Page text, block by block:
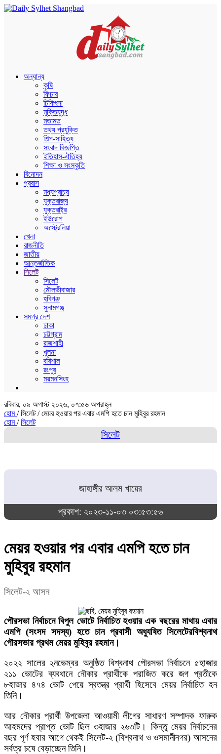
অন্যান্য
কৃষি
ফিচার
চিকিৎসা
মুক্তিযুদ্ধ
মতামত
তথ্য প্রযুক্তি
শিল্প-সাহিত্য
সংবাদ বিজ্ঞপ্তি
ইতিহাস-ঐতিহ্য
শিক্ষা ও সংস্কৃতি
বিনোদন
প্রবাস
মধ্যপ্রাচ্য
যুক্তরাজ্য
যুক্তরাষ্ট্র
ইউরোপ
অস্ট্রেলিয়া
খেলা
রাজনীতি
জাতীয়
আন্তর্জাতিক
সিলেট
সিলেট
মৌলভীবাজার
হবিগঞ্জ
সুনামগঞ্জ
সমগ্র দেশ
ঢাকা
চট্টগ্রাম
রাজশাহী
খুলনা
বরিশাল
রংপুর
ময়মনসিংহ
রবিবার, ০৯ অগাস্ট ২০২৬, ০৭:৫৬ অপরাহ্ন
হোম/ সিলেট /মেয়র হওয়ার পর এবার এমপি হতে চান মুহিবুর রহমান
হোম/সিলেট
সিলেট
জাহাঙ্গীর আলম খায়ের
প্রকাশ: ২০২৩-১১-০৩ ০৩:৫৩:৫৬
মেয়র হওয়ার পর এবার এমপি হতে চান
মুহিবুর রহমান
সিলেট-২ আসন
পৌরসভা নির্বাচনে বিপুল ভোটে নির্বাচিত হওয়ার এক বছরের মাথায় এবার
এমপি (সংসদ সদস্য) হতে চান প্রবাসী অধ্যুষিত সিলেটেরবিশ্বনাথ
পৌরসভার প্রথম মেয়র মুহিবুর রহমান।
২০২২ সালের ২নভেম্বর অনুষ্ঠিত বিশ্বনাথ পৌরসভা নির্বাচনে ৫হাজার
২১১ ভোটের ব্যবধানে নৌকার প্রার্থীকে পরাজিত করে জগ প্রতীকে
৮হাজার ৪৭৪ ভোট পেয়ে স্বতন্ত্র প্রার্থী হিসেবে মেয়র নির্বাচিত হন
তিনি।
আর নৌকার প্রার্থী উপজেলা আওয়ামী লীগের সাধারণ সম্পাদক ফারুক
আহমদের প্রাপ্ত ভোট ছিল ৩হাজার ২৬৩টি। কিন্তু মেয়র নির্বাচনের
বছর পূর্ণ হবার আগে থেকই সিলেট-২ (বিশ্বনাথ ও ওসমানীনগর) আসনের
সর্বত্র চষে বেড়াচ্ছেন তিনি।